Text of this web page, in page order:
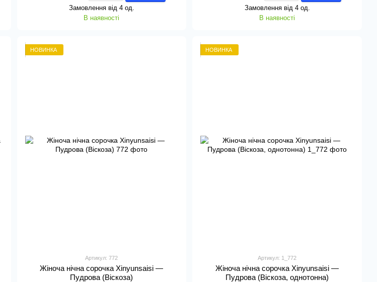
Замовлення від 4 од.
В наявності
Замовлення від 4 од.
В наявності
НОВИНКА
Артикул: 772
Жіноча нічна сорочка Xinyunsaisi —
Пудрова (Віскоза)
НОВИНКА
Артикул: 1_772
Жіноча нічна сорочка Xinyunsaisi —
Пудрова (Віскоза, однотонна)